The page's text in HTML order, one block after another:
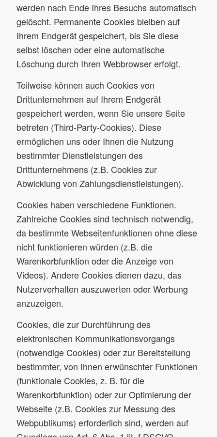
werden nach Ende Ihres Besuchs automatisch
gelöscht. Permanente Cookies bleiben auf
Ihrem Endgerät gespeichert, bis Sie diese
selbst löschen oder eine automatische
Löschung durch Ihren Webbrowser erfolgt.
Teilweise können auch Cookies von
Drittunternehmen auf Ihrem Endgerät
gespeichert werden, wenn Sie unsere Seite
betreten (Third-Party-Cookies). Diese
ermöglichen uns oder Ihnen die Nutzung
bestimmter Dienstleistungen des
Drittunternehmens (z.B. Cookies zur
Abwicklung von Zahlungsdienstleistungen).
Cookies haben verschiedene Funktionen.
Zahlreiche Cookies sind technisch notwendig,
da bestimmte Webseitenfunktionen ohne diese
nicht funktionieren würden (z.B. die
Warenkorbfunktion oder die Anzeige von
Videos). Andere Cookies dienen dazu, das
Nutzerverhalten auszuwerten oder Werbung
anzuzeigen.
Cookies, die zur Durchführung des
elektronischen Kommunikationsvorgangs
(notwendige Cookies) oder zur Bereitstellung
bestimmter, von Ihnen erwünschter Funktionen
(funktionale Cookies, z. B. für die
Warenkorbfunktion) oder zur Optimierung der
Webseite (z.B. Cookies zur Messung des
Webpublikums) erforderlich sind, werden auf